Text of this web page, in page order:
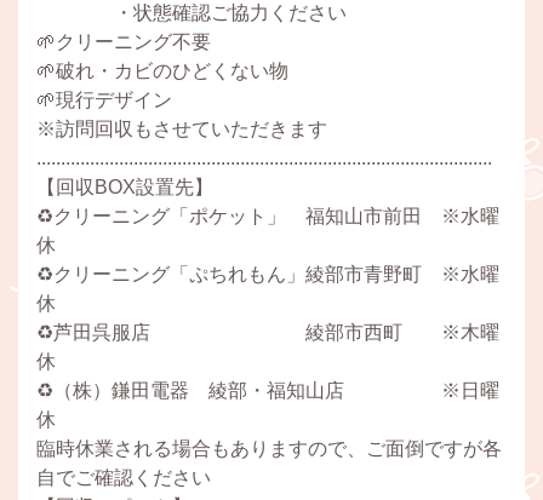
・状態確認ご協力ください
🌱クリーニング不要
🌱破れ・カビのひどくない物
🌱現行デザイン
※訪問回収もさせていただきます
..............................................................................................
【回収BOX設置先】
♻️クリーニング「ポケット」 福知山市前田 ※水曜
休
♻️クリーニング「ぷちれもん」綾部市青野町 ※水曜
休
♻️芦田呉服店 綾部市西町 ※木曜
休
♻️（株）鎌田電器 綾部・福知山店 ※日曜
休
臨時休業される場合もありますので、ご面倒ですが各
自でご確認ください